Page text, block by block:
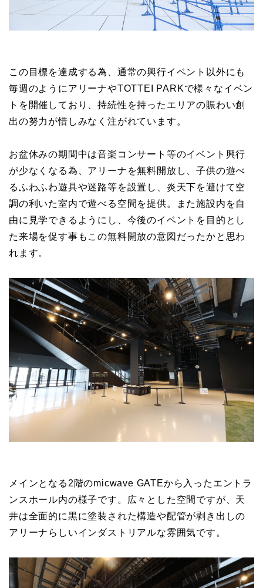
この目標を達成する為、通常の興行イベント以外にも
毎週のようにアリーナやTOTTEI PARKで様々なイベン
トを開催しており、持続性を持ったエリアの賑わい創
出の努力が惜しみなく注がれています。
お盆休みの期間中は音楽コンサート等のイベント興行
が少なくなる為、アリーナを無料開放し、子供の遊べ
るふわふわ遊具や迷路等を設置し、炎天下を避けて空
調の利いた室内で遊べる空間を提供。また施設内を自
由に見学できるようにし、今後のイベントを目的とし
た来場を促す事もこの無料開放の意図だったかと思わ
れます。
メインとなる2階のmicwave GATEから入ったエントラ
ンスホール内の様子です。広々とした空間ですが、天
井は全面的に黒に塗装された構造や配管が剥き出しの
アリーナらしいインダストリアルな雰囲気です。